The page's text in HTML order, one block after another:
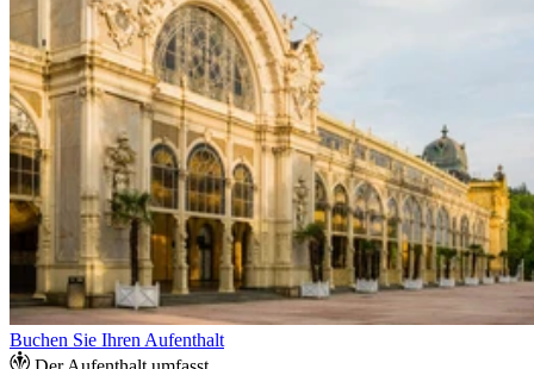
Buchen Sie Ihren Aufenthalt